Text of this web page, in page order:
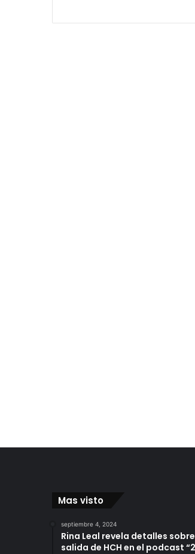
Mas visto
septiembre 4, 2024
Rina Leal revela detalles
salida de HCH en el podcast “2